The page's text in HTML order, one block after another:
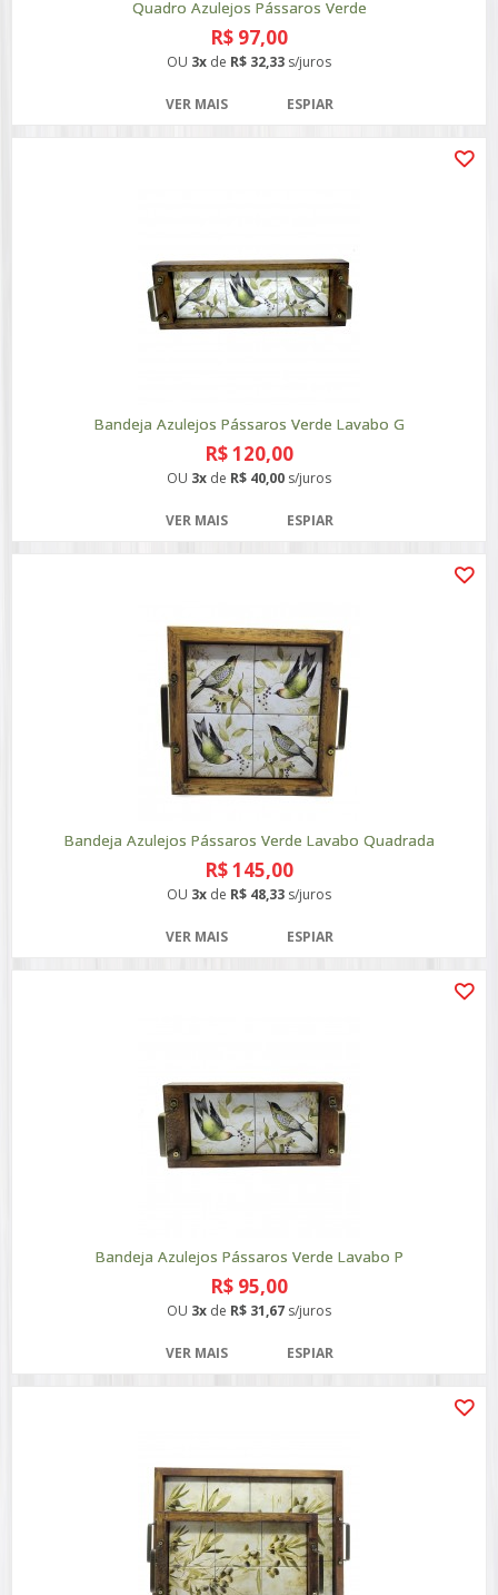
Quadro Azulejos Pássaros Verde
R$ 97,00
OU 3x de R$ 32,33 s/juros
VER MAIS ESPIAR
Bandeja Azulejos Pássaros Verde Lavabo G
R$ 120,00
OU 3x de R$ 40,00 s/juros
VER MAIS ESPIAR
Bandeja Azulejos Pássaros Verde Lavabo Quadrada
R$ 145,00
OU 3x de R$ 48,33 s/juros
VER MAIS ESPIAR
Bandeja Azulejos Pássaros Verde Lavabo P
R$ 95,00
OU 3x de R$ 31,67 s/juros
VER MAIS ESPIAR